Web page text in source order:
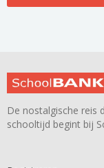
De nostalgische reis
schooltijd begint bij